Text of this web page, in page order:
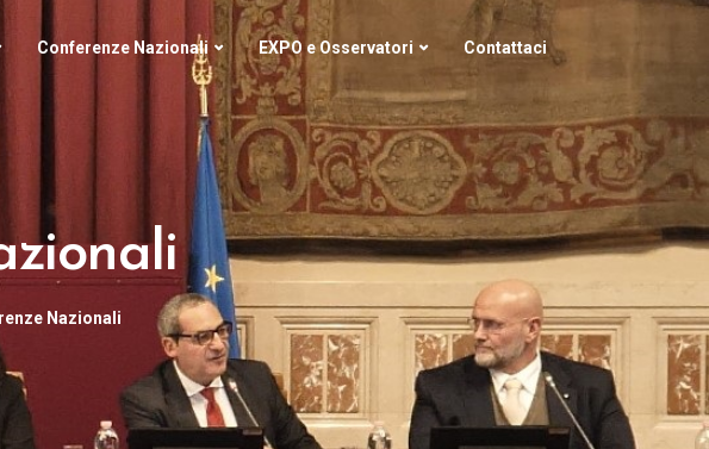
Conferenze Nazionali EXPO e Osservatori Contattaci
Nazionali